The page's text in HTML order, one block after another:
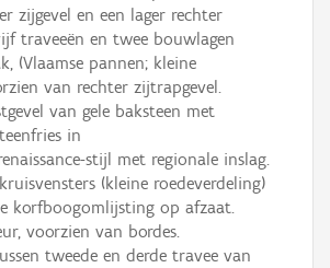
zijgevel en een lager rechter
traveeën en twee bouwlagen
(Vlaamse pannen; kleine
van rechter zijtrapgevel.
van gele baksteen met
in
stijl met regionale inslag.
(kleine roedeverdeling)
korfboogomlijsting op afzaat.
voorzien van bordes.
tweede en derde travee van